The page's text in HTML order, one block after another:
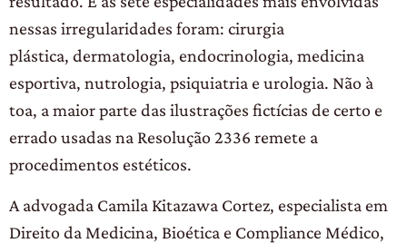
nessas irregularidades foram: cirurgia
plástica, dermatologia, endocrinologia, medicina
esportiva, nutrologia, psiquiatria e urologia. Não à
toa, a maior parte das ilustrações fictícias de certo e
errado usadas na Resolução 2336 remete a
procedimentos estéticos.
A advogada Camila Kitazawa Cortez, especialista em
Direito da Medicina, Bioética e Compliance Médico,